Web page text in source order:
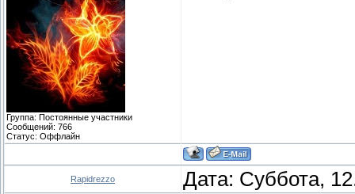
Группа: Постоянные участники
Сообщений: 766
Статус: Оффлайн
Rapidrezzo Дата: Суббота,